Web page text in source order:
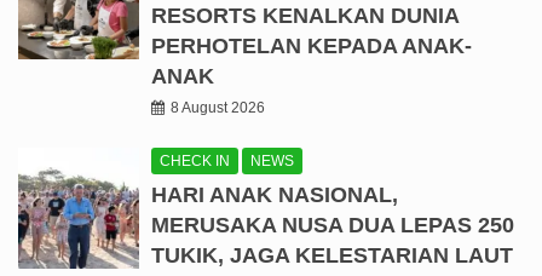
RESORTS KENALKAN DUNIA
PERHOTELAN KEPADA ANAK-
ANAK
8 August 2026
CHECK IN NEWS
HARI ANAK NASIONAL,
MERUSAKA NUSA DUA LEPAS 250
TUKIK, JAGA KELESTARIAN LAUT